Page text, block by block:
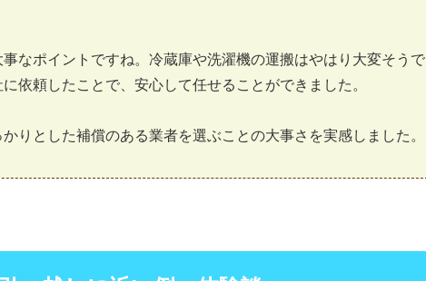
なポイントですね。冷蔵庫や洗濯機の運搬はやはり大変そうで
依頼したことで、安心して任せることができました。
りとした補償のある業者を選ぶことの大事さを実感しました。